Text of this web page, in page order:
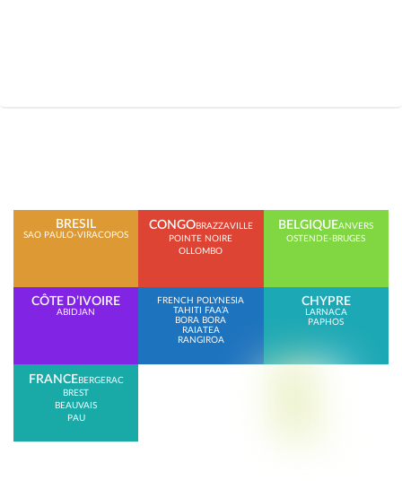
BRESIL
SAO PAULO-VIRACOPOS
CONGOBRAZZAVILLE
POINTE NOIRE
OLLOMBO
BELGIQUEANVERS
OSTENDE-BRUGES
CÔTE D’IVOIRE
ABIDJAN
FRENCH POLYNESIA
TAHITI FAA’A
BORA BORA
RAIATEA
RANGIROA
CHYPRE
LARNACA
PAPHOS
FRANCEBERGERAC
BREST
BEAUVAIS
PAU